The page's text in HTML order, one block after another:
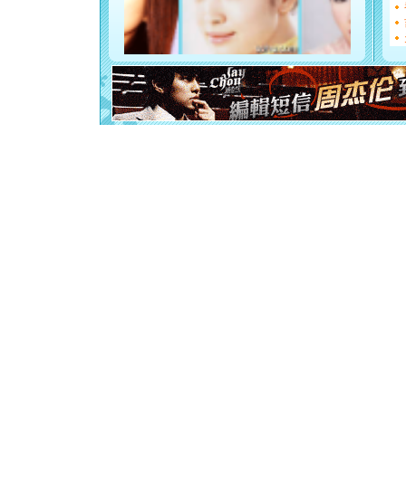
如意,快
[元旦]
看
断电。
你是我
[元旦]如
起；二是
离。水晶
[元旦]当